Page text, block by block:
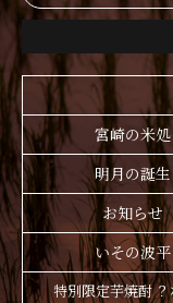
宮崎の米処
明月の誕生
お知らせ
いその波平
特別限定芋焼酎